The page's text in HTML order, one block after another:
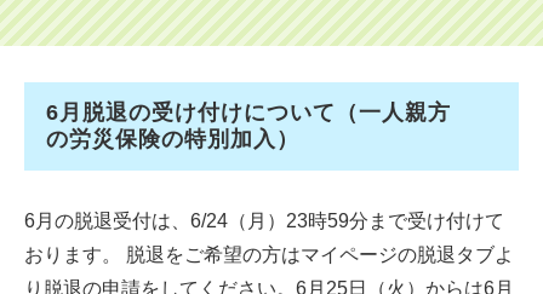
加入申込み
お問い合わせ
6月脱退の受け付けについて（一人親方
の労災保険の特別加入）
6月の脱退受付は、6/24（月）23時59分まで受け付けて
おります。 脱退をご希望の方はマイページの脱退タブよ
り脱退の申請をしてください。6月25日（火）からは6月